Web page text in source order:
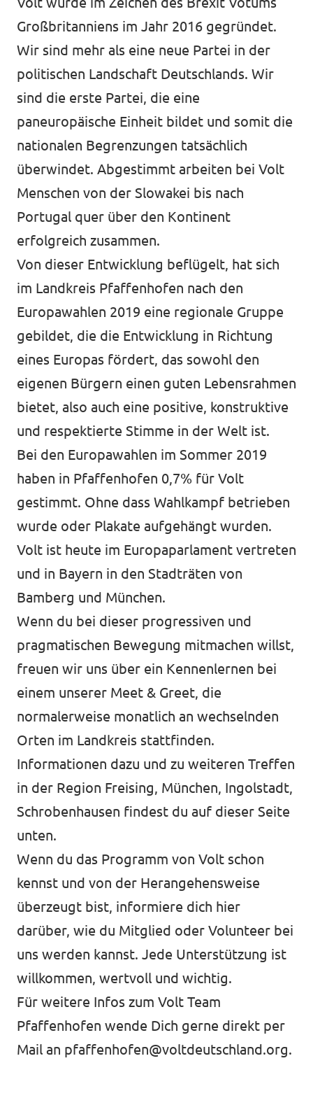
Großbritanniens im Jahr 2016 gegründet.
Wir sind mehr als eine neue Partei in der
politischen Landschaft Deutschlands. Wir
sind die erste Partei, die eine
paneuropäische Einheit bildet und somit die
nationalen Begrenzungen tatsächlich
überwindet. Abgestimmt arbeiten bei Volt
Menschen von der Slowakei bis nach
Portugal quer über den Kontinent
erfolgreich zusammen.
Von dieser Entwicklung beflügelt, hat sich
im Landkreis Pfaffenhofen nach den
Europawahlen 2019 eine regionale Gruppe
gebildet, die die Entwicklung in Richtung
eines Europas fördert, das sowohl den
eigenen Bürgern einen guten Lebensrahmen
bietet, also auch eine positive, konstruktive
und respektierte Stimme in der Welt ist.
Bei den Europawahlen im Sommer 2019
haben in Pfaffenhofen 0,7% für Volt
gestimmt. Ohne dass Wahlkampf betrieben
wurde oder Plakate aufgehängt wurden.
Volt ist heute im Europaparlament vertreten
und in Bayern in den Stadträten von
Bamberg und München.
Wenn du bei dieser progressiven und
pragmatischen Bewegung mitmachen willst,
freuen wir uns über ein Kennenlernen bei
einem unserer Meet & Greet, die
normalerweise monatlich an wechselnden
Orten im Landkreis stattfinden.
Informationen dazu und zu weiteren Treffen
in der Region Freising, München, Ingolstadt,
Schrobenhausen findest du auf dieser Seite
unten.
Wenn du das Programm von Volt schon
kennst und von der Herangehensweise
überzeugt bist, informiere dich hier
darüber, wie du Mitglied oder Volunteer bei
uns werden kannst. Jede Unterstützung ist
willkommen, wertvoll und wichtig.
Für weitere Infos zum Volt Team
Pfaffenhofen wende Dich gerne direkt per
Mail an pfaffenhofen@voltdeutschland.org.